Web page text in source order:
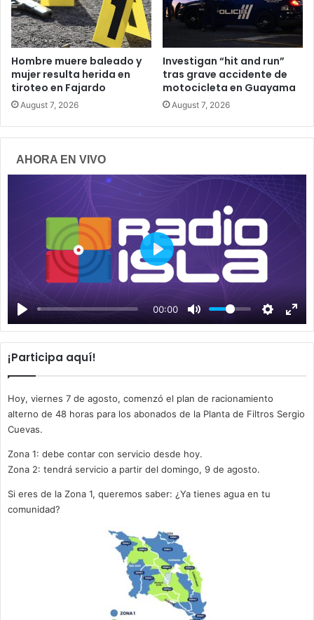
Hombre muere baleado y
mujer resulta herida en
tiroteo en Fajardo
August 7, 2026
Investigan “hit and run”
tras grave accidente de
motocicleta en Guayama
August 7, 2026
AHORA EN VIVO
00:00
P
a
y
¡Participa aquí!
Hoy, viernes 7 de agosto, comenzó el plan de racionamiento
alterno de 48 horas para los abonados de la Planta de Filtros Sergio
Cuevas.
Zona 1: debe contar con servicio desde hoy.
Zona 2: tendrá servicio a partir del domingo, 9 de agosto.
Si eres de la Zona 1, queremos saber: ¿Ya tienes agua en tu
comunidad?